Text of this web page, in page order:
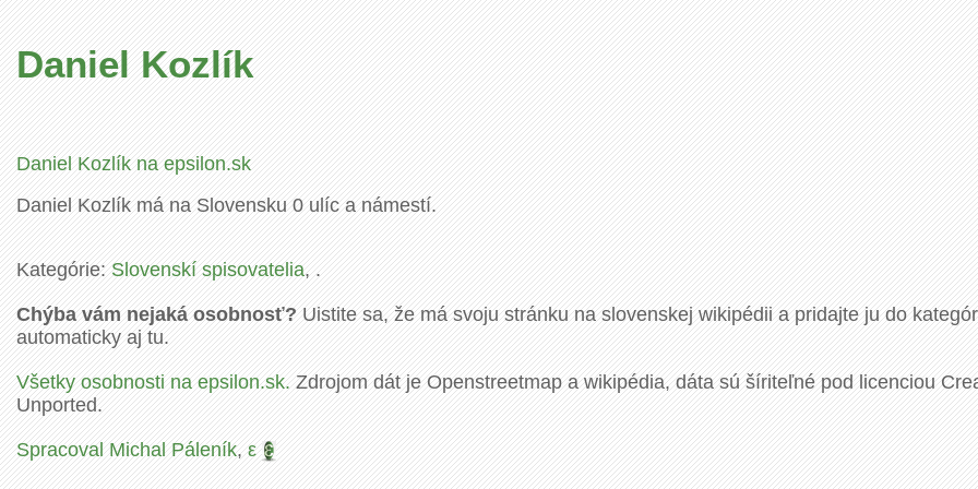
Daniel Kozlík
Daniel Kozlík na epsilon.sk
Daniel Kozlík má na Slovensku 0 ulíc a námestí.
Kategórie:Slovenskí spisovatelia, .
Chýba vám nejaká osobnosť?Uistite sa, že má svoju stránku na slovenskej wikipédii a pridajte ju do
automaticky aj tu.
Všetky osobnosti na epsilon.sk.Zdrojom dát je Openstreetmap a wikipédia, dáta sú šíriteľné pod licenciou
Unported.
Spracoval Michal Páleník,ε